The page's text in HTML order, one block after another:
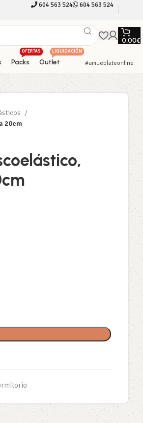
604 563 524 604 563 524
0,00€
Packs
OFERTAS
Outlet
LIQUIDACIÓN
#amueblateonline
20cm